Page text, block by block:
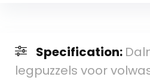
Specification:
legpuzzels voor